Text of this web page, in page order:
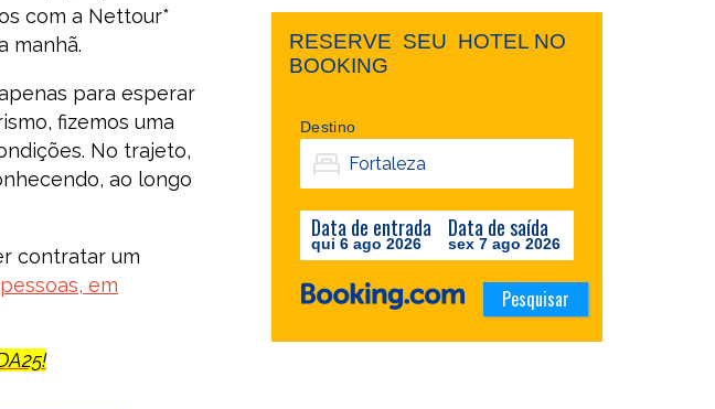
com a Nettour*
manhã.
para esperar
fizemos uma
No trajeto,
ao longo
contratar um
em
RESERVE ​ ​SEU ​ ​HOTEL NO ​ ​
BOOKING
Destino
Data de entrada
qui 6 ago 2026
Data de saída
sex 7 ago 2026